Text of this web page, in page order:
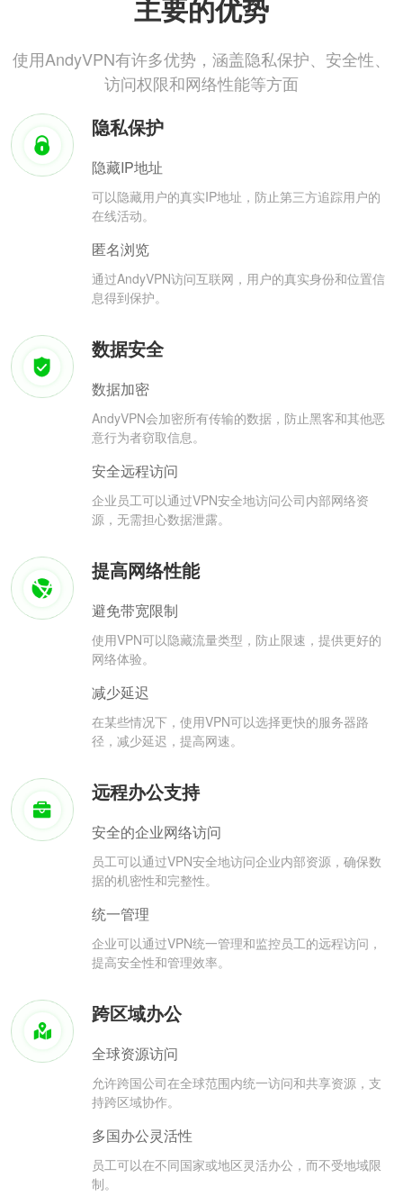
主要的优势
使用AndyVPN有许多优势，涵盖隐私保护、安全性、
访问权限和网络性能等方面
隐私保护
隐藏IP地址
可以隐藏用户的真实IP地址，防止第三方追踪用户的
在线活动。
匿名浏览
通过AndyVPN访问互联网，用户的真实身份和位置信
息得到保护。
数据安全
数据加密
AndyVPN会加密所有传输的数据，防止黑客和其他恶
意行为者窃取信息。
安全远程访问
企业员工可以通过VPN安全地访问公司内部网络资
源，无需担心数据泄露。
提高网络性能
避免带宽限制
使用VPN可以隐藏流量类型，防止限速，提供更好的
网络体验。
减少延迟
在某些情况下，使用VPN可以选择更快的服务器路
径，减少延迟，提高网速。
远程办公支持
安全的企业网络访问
员工可以通过VPN安全地访问企业内部资源，确保数
据的机密性和完整性。
统一管理
企业可以通过VPN统一管理和监控员工的远程访问，
提高安全性和管理效率。
跨区域办公
全球资源访问
允许跨国公司在全球范围内统一访问和共享资源，支
持跨区域协作。
多国办公灵活性
员工可以在不同国家或地区灵活办公，而不受地域限
制。